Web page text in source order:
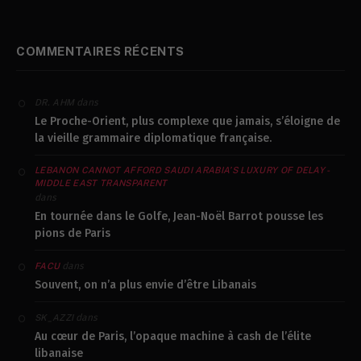
COMMENTAIRES RÉCENTS
DR. AHM dans
Le Proche-Orient, plus complexe que jamais, s’éloigne de
la vieille grammaire diplomatique française.
LEBANON CANNOT AFFORD SAUDI ARABIA’S LUXURY OF DELAY -
MIDDLE EAST TRANSPARENT
dans
En tournée dans le Golfe, Jean-Noël Barrot pousse les
pions de Paris
FACUdans
Souvent, on n’a plus envie d’être Libanais
SK_AZZIdans
Au cœur de Paris, l’opaque machine à cash de l’élite
libanaise